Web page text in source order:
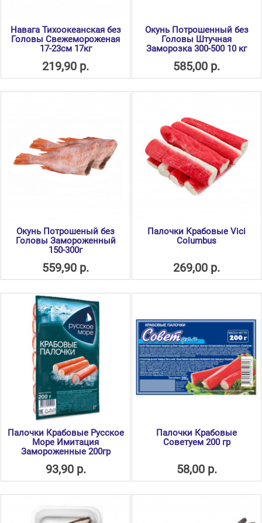
Навага Тихоокеанская без
Головы Свежемороженая
17-23см 17кг
219,90 р.
Окунь Потрошенный без
Головы Штучная
Заморозка 300-500 10 кг
585,00 р.
Окунь Потрошеный без
Головы Замороженный
150-300г
559,90 р.
Палочки Крабовые Vici
Columbus
269,00 р.
Палочки Крабовые Русское
Море Имитация
Замороженные 200гр
93,90 р.
Палочки Крабовые
Советуем 200 гр
58,00 р.